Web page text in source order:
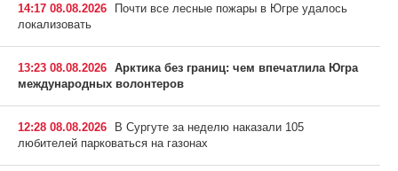
14:17 08.08.2026
Почти все лесные пожары в Югре удалось
локализовать
13:23 08.08.2026 Арктика без границ: чем впечатлила Югра
международных волонтеров
12:28 08.08.2026
В Сургуте за неделю наказали 105
любителей парковаться на газонах